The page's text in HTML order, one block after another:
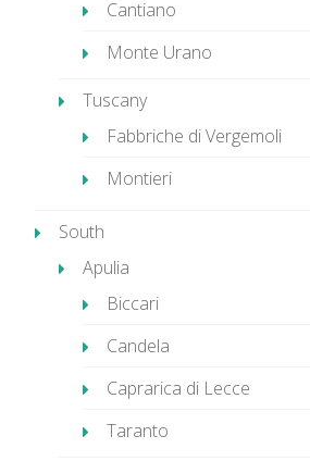
Cantiano
Monte Urano
Tuscany
Fabbriche di Vergemoli
Montieri
South
Apulia
Biccari
Candela
Caprarica di Lecce
Taranto